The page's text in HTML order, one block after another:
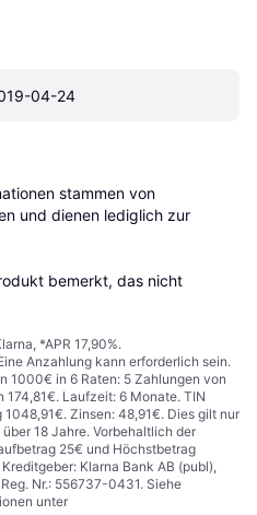
04-24
stammen von
und dienen lediglich zur
bemerkt, das nicht
*APR 17,90%.
Anzahlung kann erforderlich sein.
1000€ in 6 Raten: 5 Zahlungen von
Laufzeit: 6 Monate. TIN
1048,91€. Zinsen: 48,91€. Dies gilt nur
18 Jahre. Vorbehaltlich der
25€ und Höchstbetrag
Klarna Bank AB (publ),
Nr.: 556737-0431. Siehe
unter